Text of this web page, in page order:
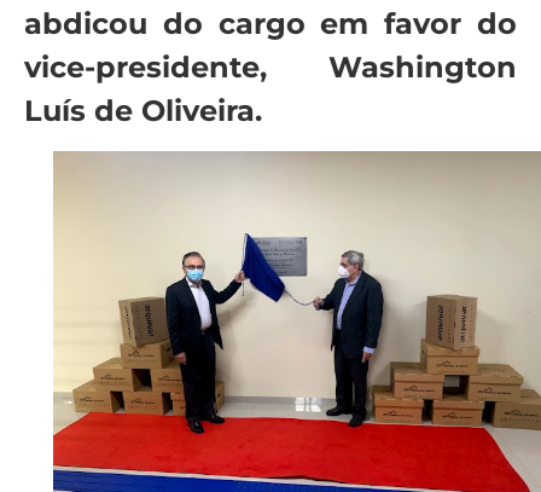
abdicou do cargo em favor do
vice-presidente, Washington
Luís de Oliveira.